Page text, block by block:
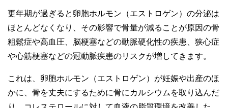
更年期が過ぎると卵胞ホルモン（エストロゲン）の分泌は
ほとんどなくなり、その影響で骨量が減ることが原因の骨
粗鬆症や高血圧、脳梗塞などの動脈硬化性の疾患、狭心症
や心筋梗塞などの冠動脈疾患のリスクが増してきます。
これは、卵胞ホルモン（エストロゲン）が妊娠や出産のほ
かに、骨を丈夫にするために骨にカルシウムを取り込んだ